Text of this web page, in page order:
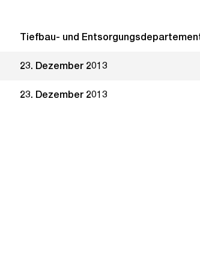
Tiefbau- und
23. Dezember 2013
23. Dezember 2013